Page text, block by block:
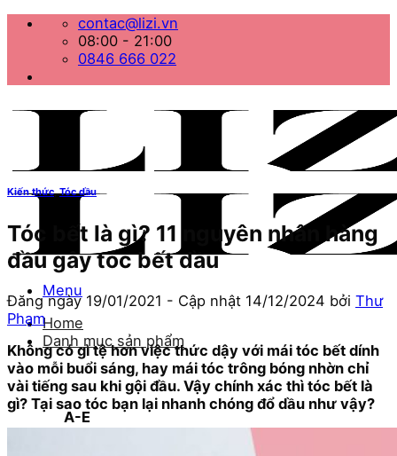
dung
contac@lizi.vn
08:00 - 21:00
0846 666 022
Menu
Home
Danh mục sản phẩm
A-E
Kiến thức,Tóc dầu
Tóc bết là gì? 11 nguyên nhân hàng
đầu gây tóc bết dầu
Đăng ngày 19/01/2021 - Cập nhật 14/12/2024 bởi Thư
Phạm
Không có gì tệ hơn việc thức dậy với mái tóc bết dính
vào mỗi buổi sáng, hay mái tóc trông bóng nhờn chỉ
vài tiếng sau khi gội đầu. Vậy chính xác thì tóc bết là
gì? Tại sao tóc bạn lại nhanh chóng đổ dầu như vậy?